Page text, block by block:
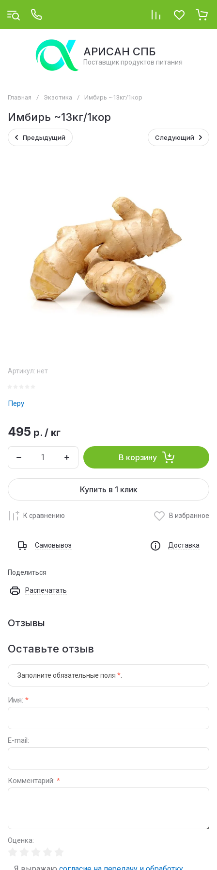
АРИСАН СПБ
Поставщик продуктов питания
Главная / Экзотика / Имбирь ~13кг/1кор
Имбирь ~13кг/1кор
Предыдущий Следующий
Артикул: нет
Перу
495 р. / кг
В корзину
Купить в 1 клик
К сравнению В избранное
Самовывоз Доставка
Поделиться
Распечатать
Отзывы
Оставьте отзыв
Заполните обязательные поля *
Имя: *
E-mail:
Комментарий: *
Оценка: